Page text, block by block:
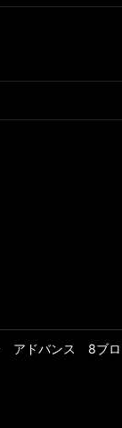
アドバンス 8ブ